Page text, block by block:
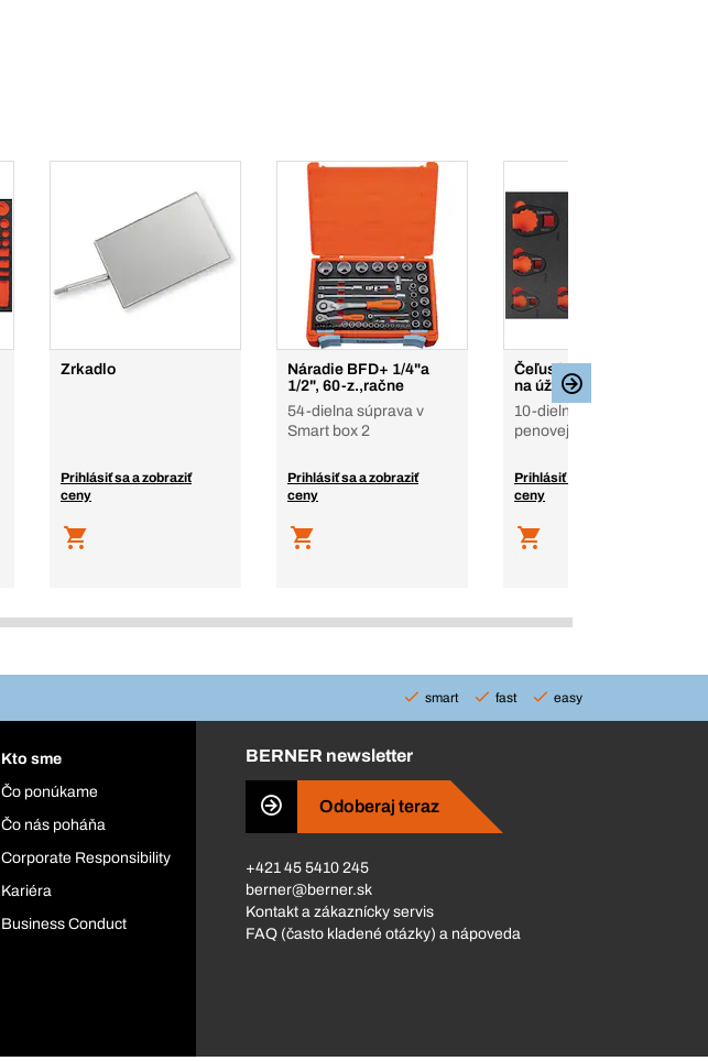
Zrkadlo
Prihlásiť sa a zobraziť
ceny
Náradie BFD+ 1/4"a
1/2", 60-z.,račne
54-dielna súprava v
Smart box 2
Prihlásiť sa a zobraziť
ceny
Čeľusťové kľúče, najmä
na úžitkové vozidlá
10-dielna súprava v
penovej vložke
Prihlásiť sa a zobraziť
ceny
smart fast easy
Kto sme
Čo ponúkame
Čo nás poháňa
Corporate Responsibility
Kariéra
Business Conduct
BERNER newsletter
Odoberaj teraz
+421 45 5410 245
berner@berner.sk
Kontakt a zákaznícky servis
FAQ (často kladené otázky) a nápoveda